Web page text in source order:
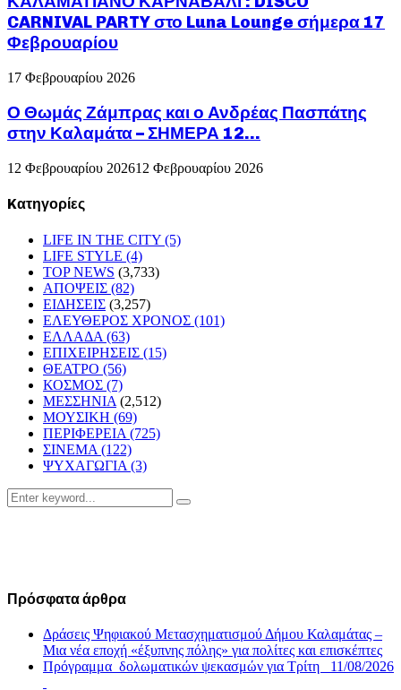
CARNIVAL PARTY στο Luna Lounge σήμερα 17
Φεβρουαρίου
17 Φεβρουαρίου 2026
Ο Θωμάς Ζάμπρας και ο Ανδρέας Πασπάτης
στην Καλαμάτα – ΣΗΜΕΡΑ 12...
12 Φεβρουαρίου 202612 Φεβρουαρίου 2026
Kατηγορίες
LIFE IN THE CITY (5)
LIFE STYLE (4)
TOP NEWS (3,733)
ΑΠΟΨΕΙΣ (82)
ΕΙΔΗΣΕΙΣ (3,257)
ΕΛΕΥΘΕΡΟΣ ΧΡΟΝΟΣ (101)
ΕΛΛΑΔΑ (63)
ΕΠΙΧΕΙΡΗΣΕΙΣ (15)
ΘΕΑΤΡΟ (56)
ΚΟΣΜΟΣ (7)
ΜΕΣΣΗΝΙΑ (2,512)
ΜΟΥΣΙΚΗ (69)
ΠΕΡΙΦΕΡΕΙΑ (725)
ΣΙΝΕΜΑ (122)
ΨΥΧΑΓΩΓΙΑ (3)
Search
for:
Search
Πρόσφατα άρθρα
Δράσεις Ψηφιακού Μετασχηματισμού Δήμου Καλαμάτας –
Μια νέα εποχή «έξυπνης πόλης» για πολίτες και επισκέπτες
Πρόγραμμα δολωματικών ψεκασμών για Τρίτη 11/08/2026